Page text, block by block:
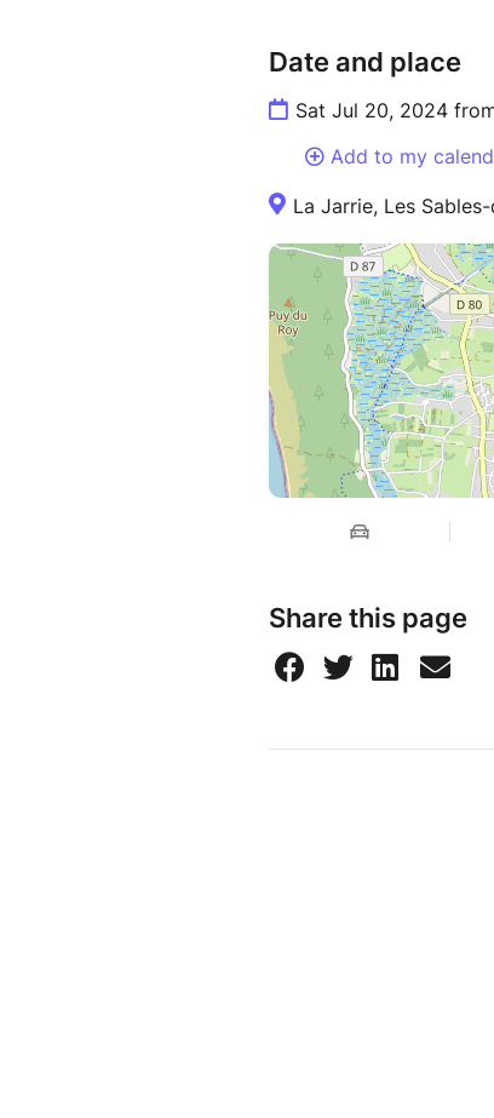
Date and place
Sat Jul 20, 2024
Add to my
La Jarrie, Les
Share this page